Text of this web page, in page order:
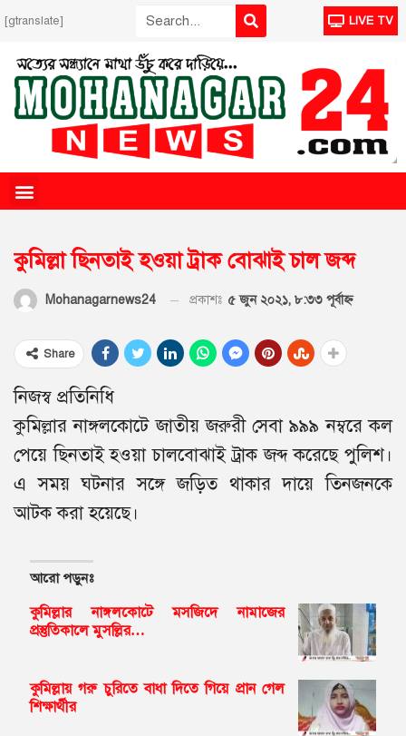
[gtranslate] LIVE TV
কুমিল্লা ছিনতাই হওয়া ট্রাক বোঝাই চাল জব্দ
Mohanagarnews24 প্রকাশঃ ৫ জুন ২০২১, ৮:৩৩ পূর্বাহ্ণ
Share
নিজস্ব প্রতিনিধি
কুমিল্লার নাঙ্গলকোটে জাতীয় জরুরী সেবা ৯৯৯ নম্বরে কল
পেয়ে ছিনতাই হওয়া চালবোঝাই ট্রাক জব্দ করেছে পুলিশ।
এ সময় ঘটনার সঙ্গে জড়িত থাকার দায়ে তিনজনকে
আটক করা হয়েছে।
আরো পড়ুনঃ
কুমিল্লার নাঙ্গলকোটে মসজিদে নামাজের
প্রস্তুতিকালে মুসল্লির…
কুমিল্লায় গরু চুরিতে বাধা দিতে গিয়ে প্রান গেল
শিক্ষার্থীর